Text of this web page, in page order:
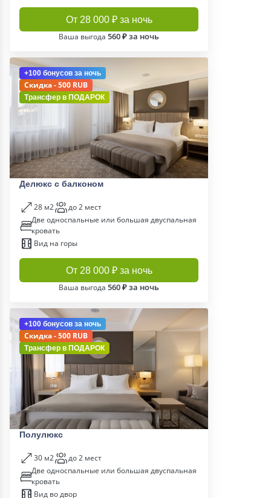
От 28 000 ₽ за ночь
Ваша выгода 560 ₽ за ночь
+100 бонусов за ночь
Скидка - 500 RUB
Трансфер в ПОДАРОК
Делюкс с балконом
28 м2
до 2 мест
Две односпальные или большая двуспальная
кровать
Вид на горы
От 28 000 ₽ за ночь
Ваша выгода 560 ₽ за ночь
+100 бонусов за ночь
Скидка - 500 RUB
Трансфер в ПОДАРОК
Полулюкс
30 м2
до 2 мест
Две односпальные или большая двуспальная
кровать
Вид во двор